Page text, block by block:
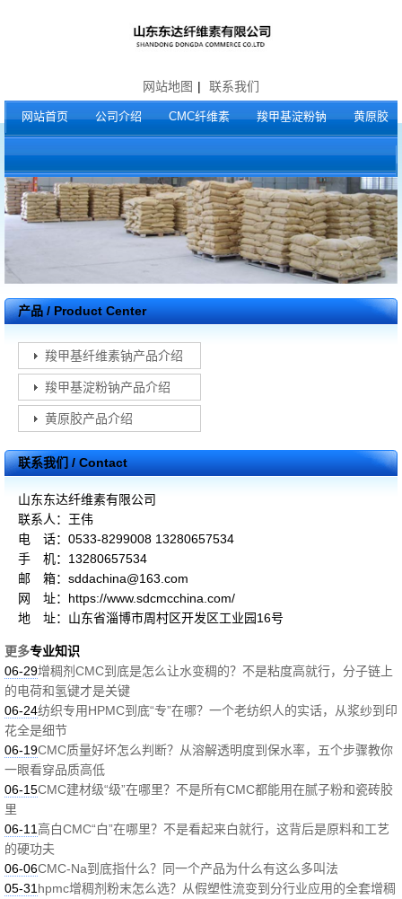
网站地图 | 联系我们
网站首页 公司介绍 CMC纤维素 羧甲基淀粉钠 黄原胶
产品 / Product Center
羧甲基纤维素钠产品介绍
羧甲基淀粉钠产品介绍
黄原胶产品介绍
联系我们 / Contact
山东东达纤维素有限公司
联系人：王伟
电 话：0533-8299008 13280657534
手 机：13280657534
邮 箱：sddachina@163.com
网 址：https://www.sdcmcchina.com/
地 址：山东省淄博市周村区开发区工业园16号
更多专业知识
06-29增稠剂CMC到底是怎么让水变稠的？不是粘度高就行，分子链上
的电荷和氢键才是关键
06-24纺织专用HPMC到底“专”在哪？一个老纺织人的实话，从浆纱到印
花全是细节
06-19CMC质量好坏怎么判断？从溶解透明度到保水率，五个步骤教你
一眼看穿品质高低
06-15CMC建材级“级”在哪里？不是所有CMC都能用在腻子粉和瓷砖胶
里
06-11高白CMC“白”在哪里？不是看起来白就行，这背后是原料和工艺
的硬功夫
06-06CMC-Na到底指什么？同一个产品为什么有这么多叫法
05-31 hpmc增稠剂粉末怎么选？从假塑性流变到分行业应用的全套增稠